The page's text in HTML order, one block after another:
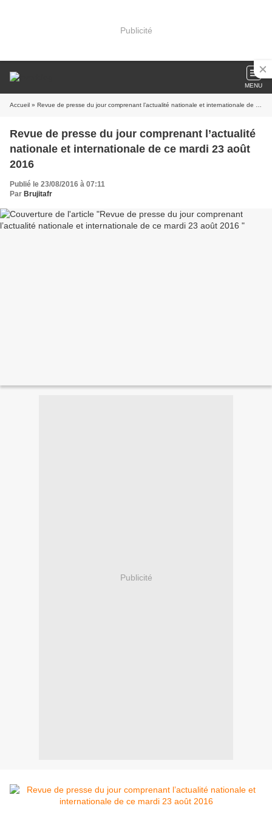
Publicité
MENU
Accueil » Revue de presse du jour comprenant l’actualité nationale et internationale de ce mardi 23 août 2016
Revue de presse du jour comprenant l’actualité
nationale et internationale de ce mardi 23 août
2016
Publié le 23/08/2016 à 07:11
Par Brujitafr
Publicité